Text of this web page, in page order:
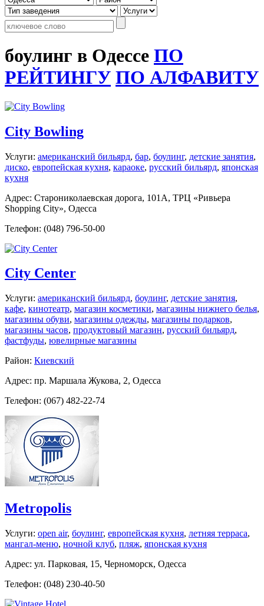
боулинг в Одессе ПО
РЕЙТИНГУ ПО АЛФАВИТУ
City Bowling
Услуги: американский бильярд, бар, боулинг, детские занятия,
диско, европейская кухня, караоке, русский бильярд, японская
кухня
Адрес: Старониколаевская дорога, 101А, ТРЦ «Ривьера
Shopping City», Одесса
Телефон: (048) 796-50-00
City Center
Услуги: американский бильярд, боулинг, детские занятия,
кафе, кинотеатр, магазин косметики, магазины нижнего белья,
магазины обуви, магазины одежды, магазины подарков,
магазины часов, продуктовый магазин, русский бильярд,
фастфуды, ювелирные магазины
Район: Киевский
Адрес: пр. Маршала Жукова, 2, Одесса
Телефон: (067) 482-22-74
Metropolis
Услуги: open air, боулинг, европейская кухня, летняя терраса,
мангал-меню, ночной клуб, пляж, японская кухня
Адрес: ул. Парковая, 15, Черноморск, Одесса
Телефон: (048) 230-40-50